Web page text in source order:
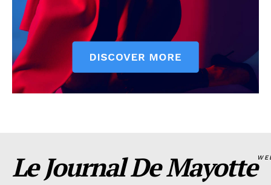
Le Journal De Mayotte